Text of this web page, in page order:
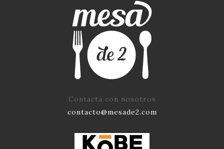
Contacta con nosotros
contacto@mesade2.com